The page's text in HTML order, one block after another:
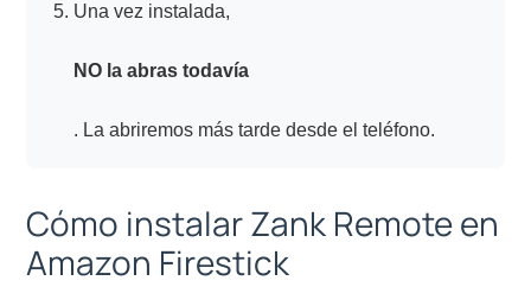
Una vez instalada,
NO la abras todavía
. La abriremos más tarde desde el teléfono.
Cómo instalar Zank Remote en
Amazon Firestick